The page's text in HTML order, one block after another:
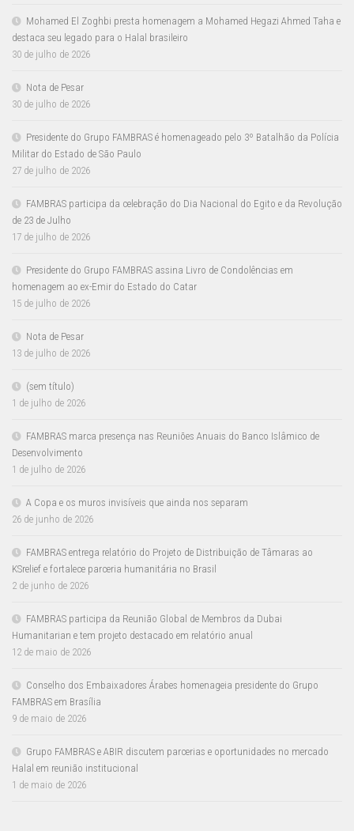
Mohamed El Zoghbi presta homenagem a Mohamed Hegazi Ahmed Taha e
destaca seu legado para o Halal brasileiro
30 de julho de 2026
Nota de Pesar
30 de julho de 2026
Presidente do Grupo FAMBRAS é homenageado pelo 3º Batalhão da Polícia
Militar do Estado de São Paulo
27 de julho de 2026
FAMBRAS participa da celebração do Dia Nacional do Egito e da Revolução
de 23 de Julho
17 de julho de 2026
Presidente do Grupo FAMBRAS assina Livro de Condolências em
homenagem ao ex-Emir do Estado do Catar
15 de julho de 2026
Nota de Pesar
13 de julho de 2026
(sem título)
1 de julho de 2026
FAMBRAS marca presença nas Reuniões Anuais do Banco Islâmico de
Desenvolvimento
1 de julho de 2026
A Copa e os muros invisíveis que ainda nos separam
26 de junho de 2026
FAMBRAS entrega relatório do Projeto de Distribuição de Tâmaras ao
KSrelief e fortalece parceria humanitária no Brasil
2 de junho de 2026
FAMBRAS participa da Reunião Global de Membros da Dubai
Humanitarian e tem projeto destacado em relatório anual
12 de maio de 2026
Conselho dos Embaixadores Árabes homenageia presidente do Grupo
FAMBRAS em Brasília
9 de maio de 2026
Grupo FAMBRAS e ABIR discutem parcerias e oportunidades no mercado
Halal em reunião institucional
1 de maio de 2026